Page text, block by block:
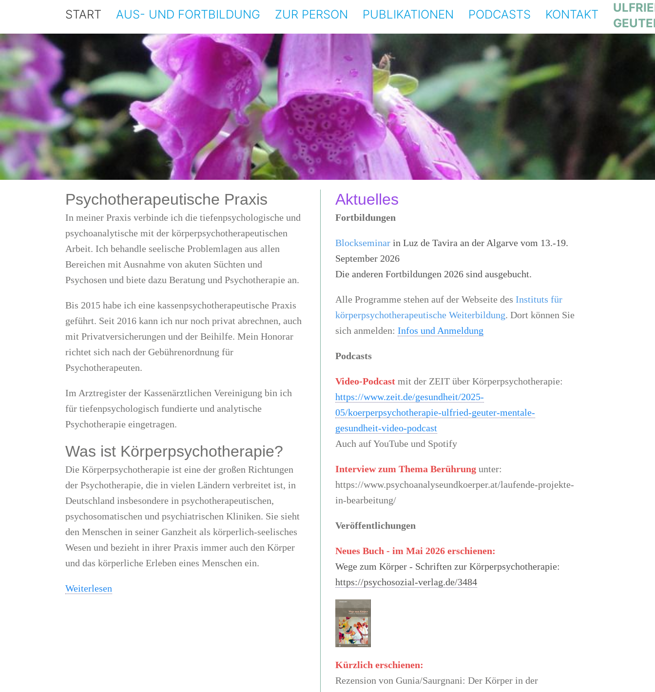
START AUS- UND FORTBILDUNG ZUR PERSON PUBLIKATIONEN PODCASTS KONTAKT
Psychotherapeutische Praxis
In meiner Praxis verbinde ich die tiefenpsychologische und
psychoanalytische mit der körperpsychotherapeutischen
Arbeit. Ich behandle seelische Problemlagen aus allen
Bereichen mit Ausnahme von akuten Süchten und
Psychosen und biete dazu Beratung und Psychotherapie an.
Bis 2015 habe ich eine kassenpsychotherapeutische Praxis
geführt. Seit 2016 kann ich nur noch privat abrechnen, auch
mit Privatversicherungen und der Beihilfe. Mein Honorar
richtet sich nach der Gebührenordnung für
Psychotherapeuten.
Im Arztregister der Kassenärztlichen Vereinigung bin ich
für tiefenpsychologisch fundierte und analytische
Psychotherapie eingetragen.
Was ist Körperpsychotherapie?
Die Körperpsychotherapie ist eine der großen Richtungen
der Psychotherapie, die in vielen Ländern verbreitet ist, in
Deutschland insbesondere in psychotherapeutischen,
psychosomatischen und psychiatrischen Kliniken. Sie sieht
den Menschen in seiner Ganzheit als körperlich-seelisches
Wesen und bezieht in ihrer Praxis immer auch den Körper
und das körperliche Erleben eines Menschen ein.
Weiterlesen
Aktuelles
Fortbildungen
Blockseminarin Luz de Tavira an der Algarve vom 13.-19.
September 2026
Die anderen Fortbildungen 2026 sind ausgebucht.
Alle Programme stehen auf der Webseite des Instituts für
körperpsychotherapeutische Weiterbildung. Dort können Sie
sich anmelden: Infos und Anmeldung
Podcasts
Video-Podcastmit der ZEIT über Körperpsychotherapie:
https://www.zeit.de/gesundheit/2025-
05/koerperpsychotherapie-ulfried-geuter-mentale-
gesundheit-video-podcast
Auch auf YouTube und Spotify
Interview zum Thema Berührung unter:
https://www.psychoanalyseundkoerper.at/laufende-projekte-
in-bearbeitung/
Veröffentlichungen
Neues Buch - im Mai 2026 erschienen:
Wege zum Körper - Schriften zur Körperpsychotherapie:
https://psychosozial-verlag.de/3484
Kürzlich erschienen:
Rezension von Gunia/Saurgnani: Der Körper in der